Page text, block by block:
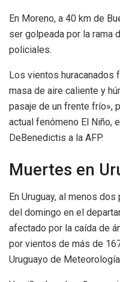
En Moreno, a 40 km de
ser golpeada por la rama
policiales.
Los vientos huracanados
masa de aire caliente y
pasaje de un frente frío»,
actual fenómeno El Niño,
DeBenedictis a la AFP.
Muertes en
En Uruguay, al menos
del domingo en el
afectado por la caída de
por vientos de más de
Uruguayo de